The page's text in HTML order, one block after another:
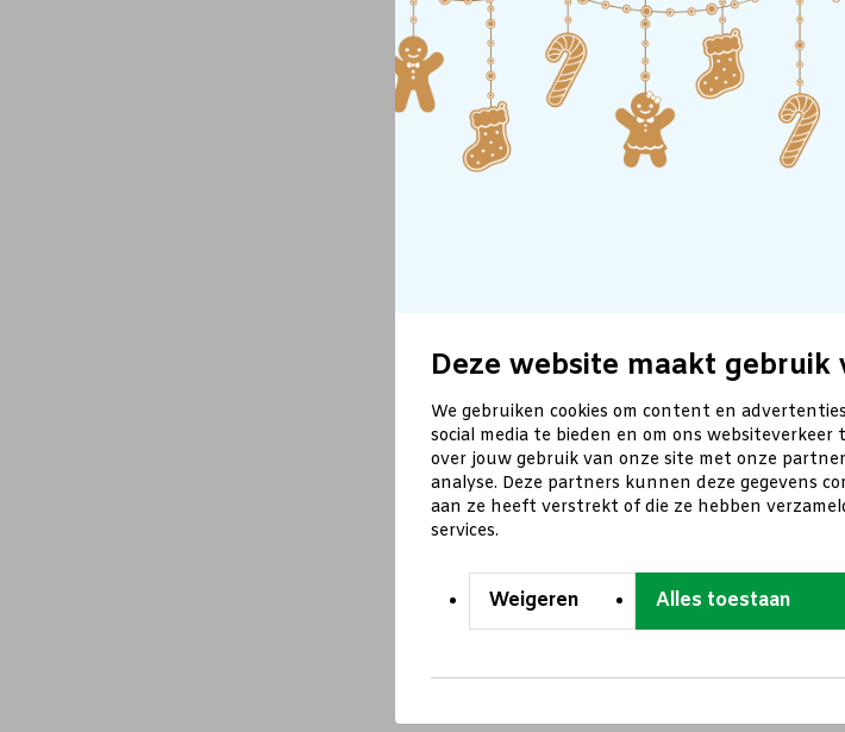
Deze website maakt gebruik
We gebruiken cookies om content en
social media te bieden en om ons
over jouw gebruik van onze site met onze
analyse. Deze partners kunnen deze gegevens
aan ze heeft verstrekt of die ze hebben
services.
Weigeren Alles toestaan